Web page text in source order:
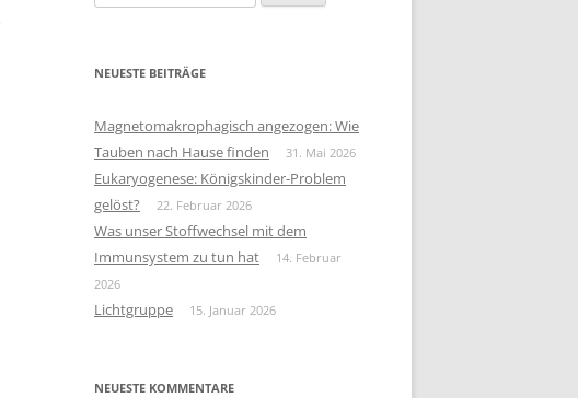
nach:
NEUESTE BEITRÄGE
Magnetomakrophagisch angezogen: Wie
Tauben nach Hause finden
31. Mai 2026
Eukaryogenese: Königskinder-Problem
gelöst?
22. Februar 2026
Was unser Stoffwechsel mit dem
Immunsystem zu tun hat
14. Februar
2026
Lichtgruppe 15. Januar 2026
NEUESTE KOMMENTARE